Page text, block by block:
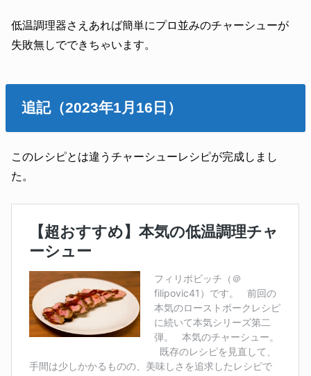
低温調理器さえあれば簡単にプロ並みのチャーシューが
失敗無しでできちゃいます。
追記（2023年1月16日）
このレシピとは違うチャーシューレシピが完成しまし
た。